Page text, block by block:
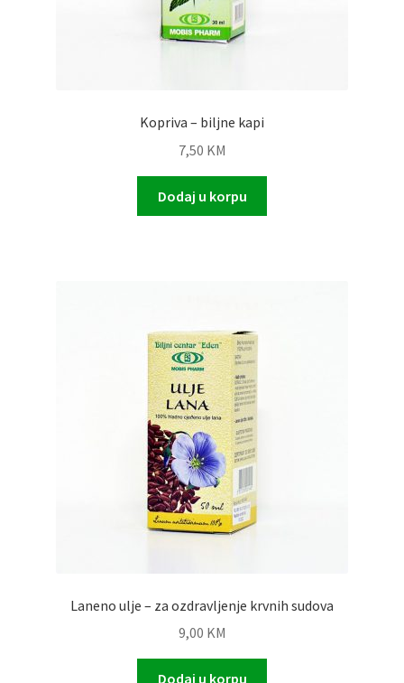
Kopriva – biljne kapi
7,50 KM
Dodaj u korpu
Laneno ulje – za ozdravljenje krvnih sudova
9,00 KM
Dodaj u korpu